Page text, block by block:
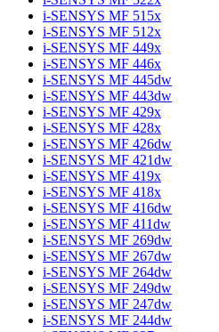
i-SENSYS MF 515x
i-SENSYS MF 512x
i-SENSYS MF 449x
i-SENSYS MF 446x
i-SENSYS MF 445dw
i-SENSYS MF 443dw
i-SENSYS MF 429x
i-SENSYS MF 428x
i-SENSYS MF 426dw
i-SENSYS MF 421dw
i-SENSYS MF 419x
i-SENSYS MF 418x
i-SENSYS MF 416dw
i-SENSYS MF 411dw
i-SENSYS MF 269dw
i-SENSYS MF 267dw
i-SENSYS MF 264dw
i-SENSYS MF 249dw
i-SENSYS MF 247dw
i-SENSYS MF 244dw